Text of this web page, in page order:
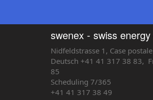
swenex - swiss
Nidfeldstrasse 1, Case
Deutsch +41 41 317 38 83,
85
Scheduling 7/365
+41 41 317 38 49